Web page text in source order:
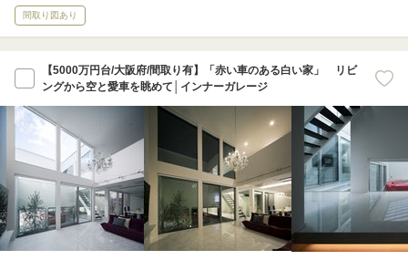
間取り図あり
【5000万円台/大阪府/間取り有】「赤い車のある白い家」 リビ
ングから空と愛車を眺めて│インナーガレージ